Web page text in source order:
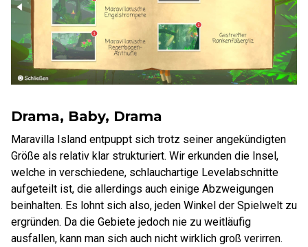
Drama, Baby, Drama
Maravilla Island entpuppt sich trotz seiner angekündigten
Größe als relativ klar strukturiert. Wir erkunden die Insel,
welche in verschiedene, schlauchartige Levelabschnitte
aufgeteilt ist, die allerdings auch einige Abzweigungen
beinhalten. Es lohnt sich also, jeden Winkel der Spielwelt zu
ergründen. Da die Gebiete jedoch nie zu weitläufig
ausfallen, kann man sich auch nicht wirklich groß verirren.